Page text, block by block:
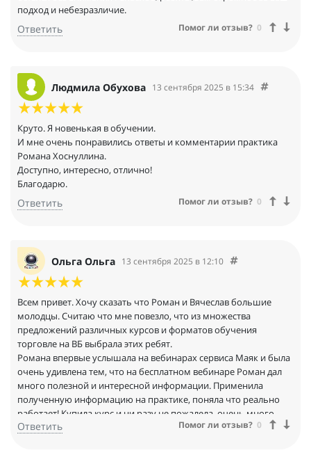
подход и небезразличие.
Ответить Помог ли отзыв? 0
Людмила Обухова 13 сентября 2025 в 15:34
Круто. Я новенькая в обучении.
И мне очень понравились ответы и комментарии практика
Романа Хоснуллина.
Доступно, интересно, отлично!
Благодарю.
Ответить Помог ли отзыв? 0
Ольга Ольга 13 сентября 2025 в 12:10
Всем привет. Хочу сказать что Роман и Вячеслав большие
молодцы. Считаю что мне повезло, что из множества
предложений различных курсов и форматов обучения
торговле на ВБ выбрала этих ребят.
Романа впервые услышала на вебинарах сервиса Маяк и была
очень удивлена тем, что на бесплатном вебинаре Роман дал
много полезной и интересной информации. Применила
полученную информацию на практике, поняла что реально
работает! Купила курс и ни разу не пожалела, очень много
полезного контента, который необходим как начинающим,
Ответить Помог ли отзыв? 0